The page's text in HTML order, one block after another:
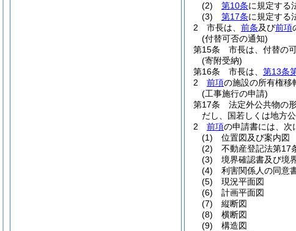
(2)
第10条に規定する
(3)
第17条に規定する
2
市長は、 前条及び前項
(付替可否の通知)
第15条
市長は、付替の
(寄附受納)
第16条
市長は、 第13条
2
前項の施設の所有権移
(工事施行の申請)
第17条
法定外公共物の
だし、国若しくは地方
2
前項の申請書には、次
(1)
位置図及び案内図
(2)
不動産登記法第17
(3)
境界確認書及び境
(4)
利害関係人の同意
(5)
現況平面図
(6)
計画平面図
(7)
縦断図
(8)
横断図
(9)
構造図